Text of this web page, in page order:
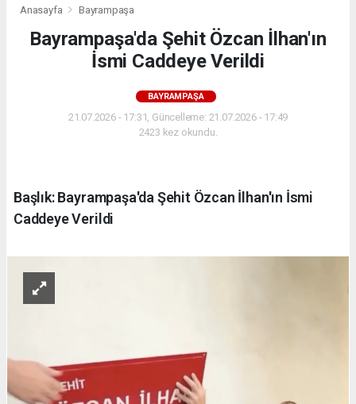
Anasayfa Bayrampaşa
Bayrampaşa'da Şehit Özcan İlhan'ın
İsmi Caddeye Verildi
BAYRAMPAŞA
21.07.2026 - 17:31, Güncelleme: 21.07.2026 - 17:49
2423 kez okundu.
Başlık: Bayrampaşa'da Şehit Özcan İlhan'ın İsmi
Caddeye Verildi